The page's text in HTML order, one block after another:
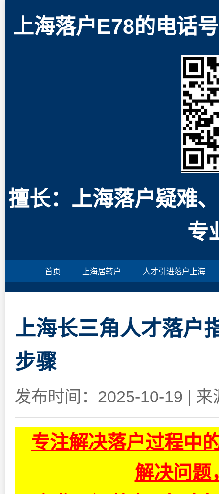
上海落户E78的电话
擅长：上海落户疑难
专
首页 上海居转户 人才引进落户上海
上海长三角人才落户
步骤
发布时间：2025-10-19 | 来
专注解决落户过程中
解决问题